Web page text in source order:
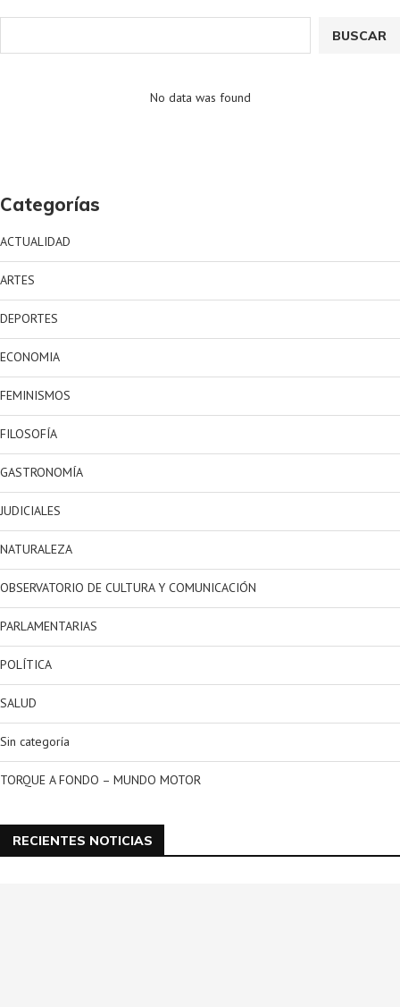
BUSCAR
No data was found
Categorías
ACTUALIDAD
ARTES
DEPORTES
ECONOMIA
FEMINISMOS
FILOSOFÍA
GASTRONOMÍA
JUDICIALES
NATURALEZA
OBSERVATORIO DE CULTURA Y COMUNICACIÓN
PARLAMENTARIAS
POLÍTICA
SALUD
Sin categoría
TORQUE A FONDO – MUNDO MOTOR
RECIENTES NOTICIAS